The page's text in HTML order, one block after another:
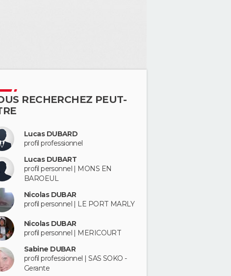
RECHERCHEZ PEUT-
Lucas DUBARD
profil professionnel
Lucas DUBART
profil personnel | MONS EN
BAROEUL
Nicolas DUBAR
profil personnel | LE PORT MARLY
Nicolas DUBAR
profil personnel | MERICOURT
Sabine DUBAR
profil professionnel | SAS SOKO -
Gerante